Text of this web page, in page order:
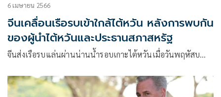
6 เมษายน 2566
จีนเคลื่อนเรือรบเข้าใกล้ไต้หวัน หลังการพบกัน
ของผู้นำไต้หวันและประธานสภาสหรัฐ
จีนส่งเรือรบแล่นผ่านน่านน้ำรอบเกาะไต้หวันเมื่อวันพฤหัสบ…